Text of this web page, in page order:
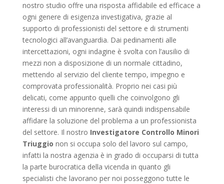
nostro studio offre una risposta affidabile ed efficace a
ogni genere di esigenza investigativa, grazie al
supporto di professionisti del settore e di strumenti
tecnologici all’avanguardia. Dai pedinamenti alle
intercettazioni, ogni indagine è svolta con l’ausilio di
mezzi non a disposizione di un normale cittadino,
mettendo al servizio del cliente tempo, impegno e
comprovata professionalità. Proprio nei casi più
delicati, come appunto quelli che coinvolgono gli
interessi di un minorenne, sarà quindi indispensabile
affidare la soluzione del problema a un professionista
del settore. Il nostro Investigatore Controllo Minori
Triuggio non si occupa solo del lavoro sul campo,
infatti la nostra agenzia è in grado di occuparsi di tutta
la parte burocratica della vicenda in quanto gli
specialisti che lavorano per noi posseggono tutte le